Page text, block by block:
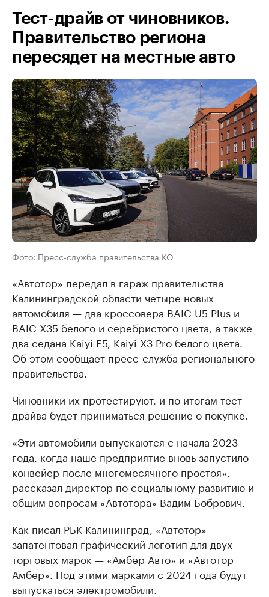
Тест-драйв от чиновников.
Правительство региона
пересядет на местные авто
Фото: Пресс-служба правительства КО
«Автотор» передал в гараж правительства
Калининградской области четыре новых
автомобиля — два кроссовера BAIC U5 Plus и
BAIC X35 белого и серебристого цвета, а также
два седана Kaiyi E5, Kaiyi X3 Pro белого цвета.
Об этом сообщает пресс-служба регионального
правительства.
Чиновники их протестируют, и по итогам тест-
драйва будет приниматься решение о покупке.
«Эти автомобили выпускаются с начала 2023
года, когда наше предприятие вновь запустило
конвейер после многомесячного простоя», —
рассказал директор по социальному развитию и
общим вопросам «Автотора» Вадим Бобрович.
Как писал РБК Калининград, «Автотор»
запатентовал графический логотип для двух
торговых марок — «Амбер Авто» и «Автотор
Амбер». Под этими марками с 2024 года будут
выпускаться электромобили.